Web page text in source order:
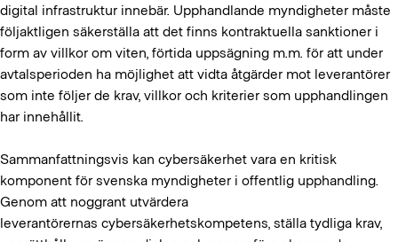
digital infrastruktur innebär. Upphandlande myndigheter måste
följaktligen säkerställa att det finns kontraktuella sanktioner i
form av villkor om viten, förtida uppsägning m.m. för att under
avtalsperioden ha möjlighet att vidta åtgärder mot leverantörer
som inte följer de krav, villkor och kriterier som upphandlingen
har innehållit.
Sammanfattningsvis kan cybersäkerhet vara en kritisk
komponent för svenska myndigheter i offentlig upphandling.
Genom att noggrant utvärdera
leverantörernas cybersäkerhetskompetens, ställa tydliga krav,